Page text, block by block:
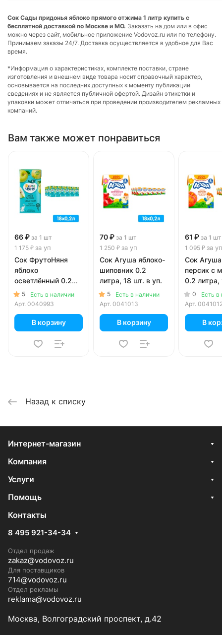
Сок Сады придонья яблоко прямого отжима 1 литр купить с
бесплатной доставкой по Москве и МО. Заказать на дом или в офис
можно через сайт, мобильное приложение Vodovoz.ru или по телефону.
Принимаем заказы 24/7. Доставка осуществляется в удобное для Вас
время.
*Информация о характеристиках, комплекте поставки, стране
изготовления и внешнем виде товара носит справочный характер,
основывается на последних доступных к моменту публикации
сведениях и не является публичной офертой. Дизайн этикетки и
упаковки может отличаться при проведении производителем рекламных
компаний.
Вам также может понравиться
66 ₽ за 1 шт
1 175 ₽ за уп
Сок ФрутоНяня
яблоко
осветлённый 0.2
литра, 18 шт. в уп.
5
Есть в наличии
Арт. 0040993
В корзину
70 ₽ за 1 шт
1 250 ₽ за уп
Сок Агуша яблоко-
шиповник 0.2
литра, 18 шт. в уп.
5
Есть в наличии
Арт. 0041013
В корзину
61 ₽ за 1 шт
1 095 ₽ за уп
Сок
персик с
0.2 литра,
уп.0
Есть в
Арт.
В
Назад к списку
Интернет-магазин
Компания
Услуги
Помощь
Контакты
8 495 921-34-34
Отдел продаж
zakaz@vodovoz.ru
Для поставщиков
714@vodovoz.ru
Отдел рекламы
reklama@vodovoz.ru
Москва, Волгоградский проспект, д.42